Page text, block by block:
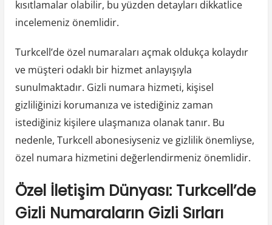
kısıtlamalar olabilir, bu yüzden detayları dikkatlice
incelemeniz önemlidir.
Turkcell’de özel numaraları açmak oldukça kolaydır
ve müşteri odaklı bir hizmet anlayışıyla
sunulmaktadır. Gizli numara hizmeti, kişisel
gizliliğinizi korumanıza ve istediğiniz zaman
istediğiniz kişilere ulaşmanıza olanak tanır. Bu
nedenle, Turkcell abonesiyseniz ve gizlilik önemliyse,
özel numara hizmetini değerlendirmeniz önemlidir.
Özel İletişim Dünyası: Turkcell’de
Gizli Numaraların Gizli Sırları